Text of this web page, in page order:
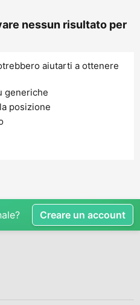
nessun risultato per
aiutarti a ottenere
generiche
posizione
Creare un account